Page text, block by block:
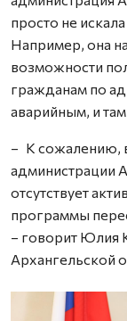
просто не
Например, она
возможности
гражданам по
аварийным, и
– К сожалению,
администрации
отсутствует
программы
– говорит Юлия
Архангельской